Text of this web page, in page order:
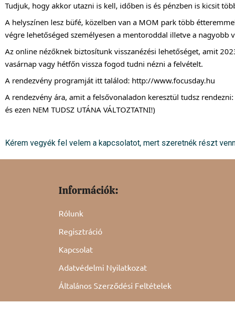
Tudjuk, hogy akkor utazni is kell, időben is és pénzben is kicsit
A helyszínen lesz büfé, közelben van a MOM park több
végre lehetőséged személyesen a mentoroddal illetve a nagyobb
Az online nézőknek biztosítunk visszanézési lehetőséget, amit
vasárnap vagy hétfőn vissza fogod tudni nézni a felvételt.
A rendezvény programját itt találod: http://www.focusday.hu
A rendezvény ára, amit a felsővonaladon keresztül tudsz
és ezen NEM TUDSZ UTÁNA VÁLTOZTATNI!)
Kérem vegyék fel velem a kapcsolatot, mert szeretnék részt
Információk:
Rólunk
Regisztráció
Kapcsolat
Adatvédelmi Nyilatkozat
Általános Szerződési Feltételek